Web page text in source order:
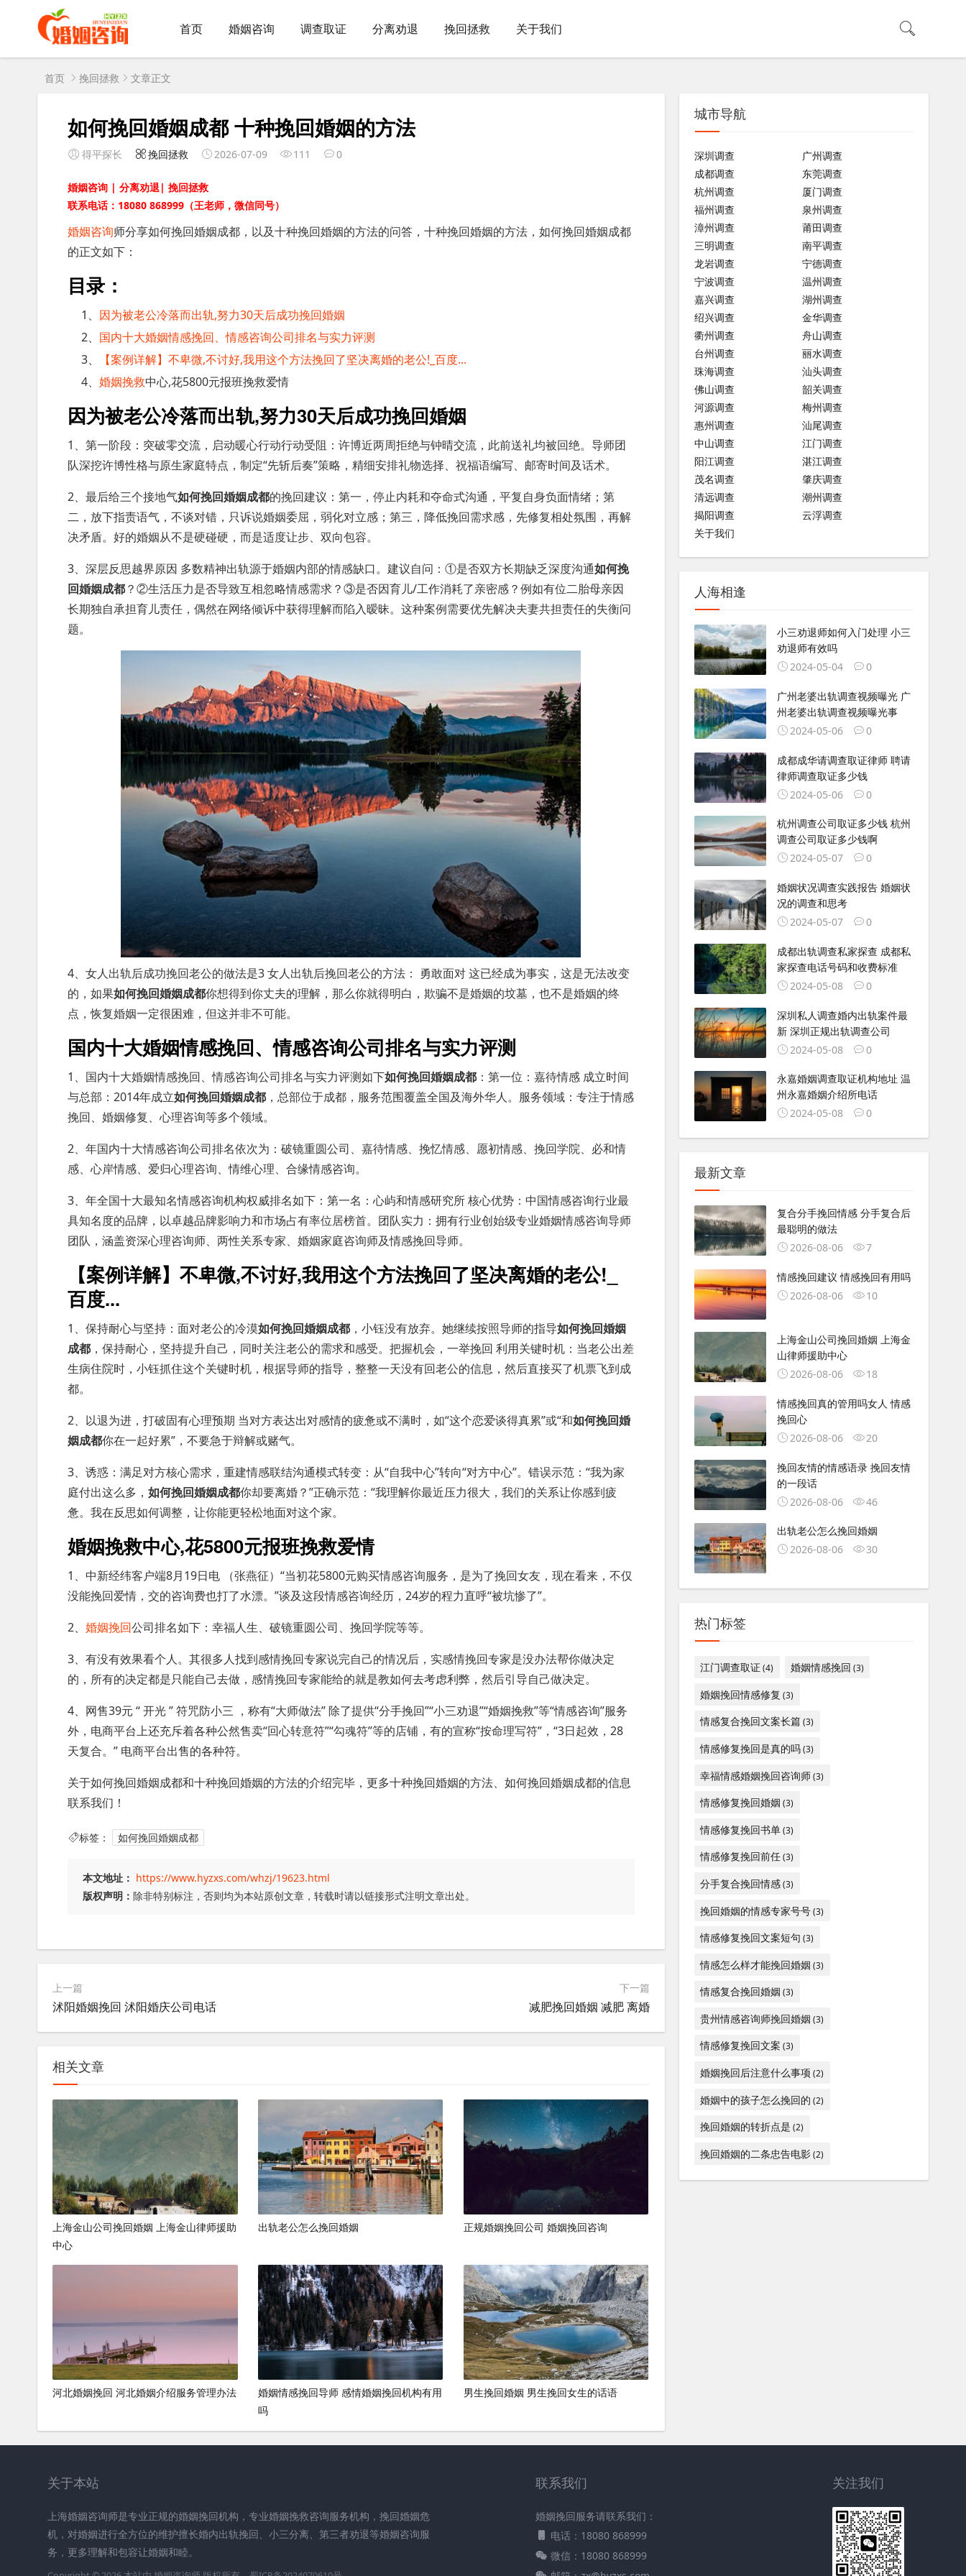
首页 婚姻咨询 调查取证 分离劝退 挽回拯救 关于我们
首页 挽回拯救 文章正文
如何挽回婚姻成都 十种挽回婚姻的方法
得平探长 挽回拯救 2026-07-09 111 0
婚姻咨询 | 分离劝退| 挽回拯救
联系电话：18080 868999（王老师，微信同号）
婚姻咨询师分享如何挽回婚姻成都，以及十种挽回婚姻的方法的问答，十种挽回婚姻的方法，如何挽回婚姻成都
的正文如下：
目录：
1、 因为被老公冷落而出轨,努力30天后成功挽回婚姻
2、 国内十大婚姻情感挽回、情感咨询公司排名与实力评测
3、
【案例详解】不卑微,不讨好,我用这个方法挽回了坚决离婚的老公!_百度...
4、婚姻挽救中心,花5800元报班挽救爱情
因为被老公冷落而出轨,努力30天后成功挽回婚姻
1、第一阶段：突破零交流，启动暖心行动行动受阻：许博近两周拒绝与钟晴交流，此前送礼均被回绝。导师团
队深挖许博性格与原生家庭特点，制定“先斩后奏”策略，精细安排礼物选择、祝福语编写、邮寄时间及话术。
2、最后给三个接地气如何挽回婚姻成都的挽回建议：第一，停止内耗和夺命式沟通，平复自身负面情绪；第
二，放下指责语气，不谈对错，只诉说婚姻委屈，弱化对立感；第三，降低挽回需求感，先修复相处氛围，再解
决矛盾。好的婚姻从不是硬碰硬，而是适度让步、双向包容。
3、深层反思越界原因 多数精神出轨源于婚姻内部的情感缺口。建议自问：①是否双方长期缺乏深度沟通如何挽
回婚姻成都？②生活压力是否导致互相忽略情感需求？③是否因育儿/工作消耗了亲密感？例如有位二胎母亲因
长期独自承担育儿责任，偶然在网络倾诉中获得理解而陷入暧昧。这种案例需要优先解决夫妻共担责任的失衡问
题。
4、女人出轨后成功挽回老公的做法是3 女人出轨后挽回老公的方法： 勇敢面对 这已经成为事实，这是无法改变
的，如果如何挽回婚姻成都你想得到你丈夫的理解，那么你就得明白，欺骗不是婚姻的坟墓，也不是婚姻的终
点，恢复婚姻一定很困难，但这并非不可能。
国内十大婚姻情感挽回、情感咨询公司排名与实力评测
1、国内十大婚姻情感挽回、情感咨询公司排名与实力评测如下如何挽回婚姻成都 ：第一位：嘉待情感 成立时间
与总部：2014年成立如何挽回婚姻成都 ，总部位于成都，服务范围覆盖全国及海外华人。服务领域：专注于情感
挽回、婚姻修复、心理咨询等多个领域。
2、年国内十大情感咨询公司排名依次为：破镜重圆公司、嘉待情感、挽忆情感、愿初情感、挽回学院、必和情
感、心岸情感、爱归心理咨询、情维心理、合缘情感咨询。
3、年全国十大最知名情感咨询机构权威排名如下：第一名：心屿和情感研究所 核心优势：中国情感咨询行业最
具知名度的品牌，以卓越品牌影响力和市场占有率位居榜首。团队实力：拥有行业创始级专业婚姻情感咨询导师
团队，涵盖资深心理咨询师、两性关系专家、婚姻家庭咨询师及情感挽回导师。
【案例详解】不卑微,不讨好,我用这个方法挽回了坚决离婚的老公!_
百度...
1、保持耐心与坚持：面对老公的冷漠如何挽回婚姻成都 ，小钰没有放弃。她继续按照导师的指导如何挽回婚姻
成都 ，保持耐心，坚持提升自己，同时关注老公的需求和感受。把握机会，一举挽回 利用关键时机：当老公出差
生病住院时，小钰抓住这个关键时机，根据导师的指导，整整一天没有回老公的信息，然后直接买了机票飞到成
都。
2、以退为进，打破固有心理预期 当对方表达出对感情的疲惫或不满时，如“这个恋爱谈得真累”或“和如何挽回婚
姻成都你在一起好累”，不要急于辩解或赌气。
3、诱惑：满足对方核心需求，重建情感联结沟通模式转变：从“自我中心”转向“对方中心”。错误示范：“我为家
庭付出这么多， 如何挽回婚姻成都你却要离婚？”正确示范：“我理解你最近压力很大，我们的关系让你感到疲
惫。我在反思如何调整，让你能更轻松地面对这个家。
婚姻挽救中心,花5800元报班挽救爱情
1、中新经纬客户端8月19日电 （张燕征）“当初花5800元购买情感咨询服务，是为了挽回女友，现在看来，不仅
没能挽回爱情，交的咨询费也打了水漂。”谈及这段情感咨询经历，24岁的程力直呼“被坑惨了”。
2、 婚姻挽回公司排名如下：幸福人生、破镜重圆公司、挽回学院等等。
3、有没有效果看个人。其很多人找到感情挽回专家说完自己的情况后，实感情挽回专家是没办法帮你做决定
的，所有的决定都是只能自己去做，感情挽回专家能给的就是教如何去考虑利弊，然后引导自己做决定。
4、网售39元 “ 开光 ” 符咒防小三 ，称有“大师做法” 除了提供“分手挽回”“小三劝退”“婚姻挽救”等“情感咨询”服务
外，电商平台上还充斥着各种公然售卖“回心转意符”“勾魂符”等的店铺，有的宣称“按命理写符”，“3日起效，28
天复合。” 电商平台出售的各种符。
关于如何挽回婚姻成都和十种挽回婚姻的方法的介绍完毕，更多十种挽回婚姻的方法、如何挽回婚姻成都的信息
联系我们！
标签： 如何挽回婚姻成都
本文地址： https://www.hyzxs.com/whzj/19623.html
版权声明： 除非特别标注，否则均为本站原创文章，转载时请以链接形式注明文章出处。
上一篇
沭阳婚姻挽回 沭阳婚庆公司电话
下一篇
减肥挽回婚姻 减肥 离婚
相关文章
上海金山公司挽回婚姻 上海金山律师援助
中心
出轨老公怎么挽回婚姻 正规婚姻挽回公司 婚姻挽回咨询
河北婚姻挽回 河北婚姻介绍服务管理办法
婚姻情感挽回导师 感情婚姻挽回机构有用
吗
男生挽回婚姻 男生挽回女生的话语
城市导航
深圳调查
广州调查
成都调查
东莞调查
杭州调查
厦门调查
福州调查
泉州调查
漳州调查
莆田调查
三明调查
南平调查
龙岩调查
宁德调查
宁波调查
温州调查
嘉兴调查
湖州调查
绍兴调查
金华调查
衢州调查
舟山调查
台州调查
丽水调查
珠海调查
汕头调查
佛山调查
韶关调查
河源调查
梅州调查
惠州调查
汕尾调查
中山调查
江门调查
阳江调查
湛江调查
茂名调查
肇庆调查
清远调查
潮州调查
揭阳调查
云浮调查
关于我们
人海相逢
小三劝退师如何入门处理 小三
劝退师有效吗
2024-05-04
0
广州老婆出轨调查视频曝光 广
州老婆出轨调查视频曝光事
2024-05-06
0
成都成华请调查取证律师 聘请
律师调查取证多少钱
2024-05-06
0
杭州调查公司取证多少钱 杭州
调查公司取证多少钱啊
2024-05-07
0
婚姻状况调查实践报告 婚姻状
况的调查和思考
2024-05-07
0
成都出轨调查私家探查 成都私
家探查电话号码和收费标准
2024-05-08
0
深圳私人调查婚内出轨案件最
新 深圳正规出轨调查公司
2024-05-08
0
永嘉婚姻调查取证机构地址 温
州永嘉婚姻介绍所电话
2024-05-08
0
最新文章
复合分手挽回情感 分手复合后
最聪明的做法
2026-08-06
7
情感挽回建议 情感挽回有用吗
2026-08-06
10
上海金山公司挽回婚姻 上海金
山律师援助中心
2026-08-06
18
情感挽回真的管用吗女人 情感
挽回心
2026-08-06
20
挽回友情的情感语录 挽回友情
的一段话
2026-08-06
46
出轨老公怎么挽回婚姻
2026-08-06
30
热门标签
江门调查取证 (4) 婚姻情感挽回 (3)
婚姻挽回情感修复 (3)
情感复合挽回文案长篇(3)
情感修复挽回是真的吗(3)
幸福情感婚姻挽回咨询师(3)
情感修复挽回婚姻 (3)
情感修复挽回书单(3)
情感修复挽回前任(3)
分手复合挽回情感(3)
挽回婚姻的情感专家号号(3)
情感修复挽回文案短句 (3)
情感怎么样才能挽回婚姻 (3)
情感复合挽回婚姻 (3)
贵州情感咨询师挽回婚姻 (3)
情感修复挽回文案 (3)
婚姻挽回后注意什么事项 (2)
婚姻中的孩子怎么挽回的 (2)
挽回婚姻的转折点是 (2)
挽回婚姻的二条忠告电影(2)
关于本站
上海婚姻咨询师是专业正规的婚姻挽回机构，专业婚姻挽救咨询服务机构，挽回婚姻危
机，对婚姻进行全方位的维护擅长婚内出轨挽回、小三分离、第三者劝退等婚姻咨询服
务，更多理解和包容让婚姻和睦。
联系我们
婚姻挽回服务请联系我们：
电话：18080 868999
微信：18080 868999
关注我们